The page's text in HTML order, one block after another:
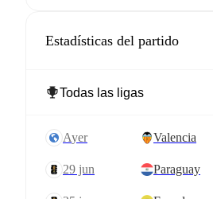
Estadísticas del partido
ayer Valencia
29 jun Paraguay